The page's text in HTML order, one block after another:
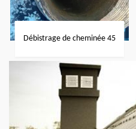
Débistrage de cheminée 45